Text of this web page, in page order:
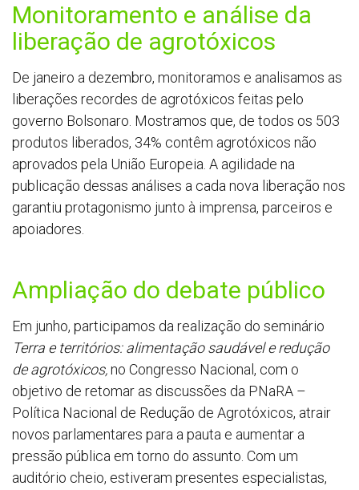
Monitoramento e análise da
liberação de agrotóxicos
De janeiro a dezembro, monitoramos e analisamos as
liberações recordes de agrotóxicos feitas pelo
governo Bolsonaro. Mostramos que, de todos os 503
produtos liberados, 34% contêm agrotóxicos não
aprovados pela União Europeia. A agilidade na
publicação dessas análises a cada nova liberação nos
garantiu protagonismo junto à imprensa, parceiros e
apoiadores.
Ampliação do debate público
Em junho, participamos da realização do seminário
Terra e territórios: alimentação saudável e redução
de agrotóxicos,no Congresso Nacional, com o
objetivo de retomar as discussões da PNaRA –
Política Nacional de Redução de Agrotóxicos, atrair
novos parlamentares para a pauta e aumentar a
pressão pública em torno do assunto. Com um
auditório cheio, estiveram presentes especialistas,